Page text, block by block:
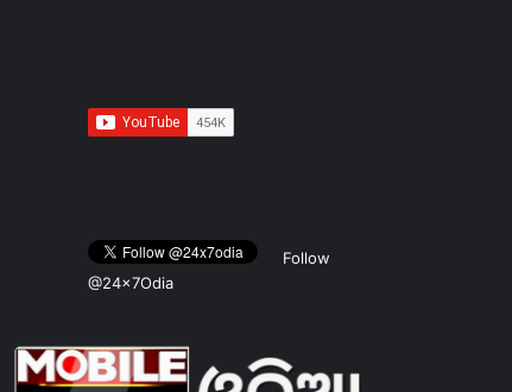
Follow
@24x7Odia